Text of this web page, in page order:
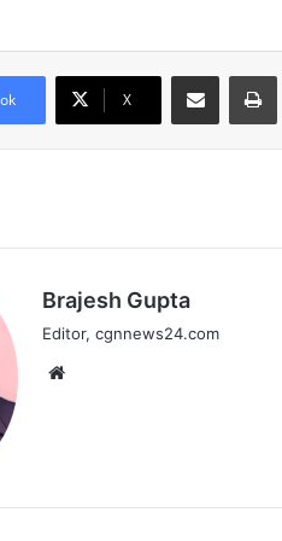
X
Share via Email
Brajesh Gupta
Editor, cgnnews24.com